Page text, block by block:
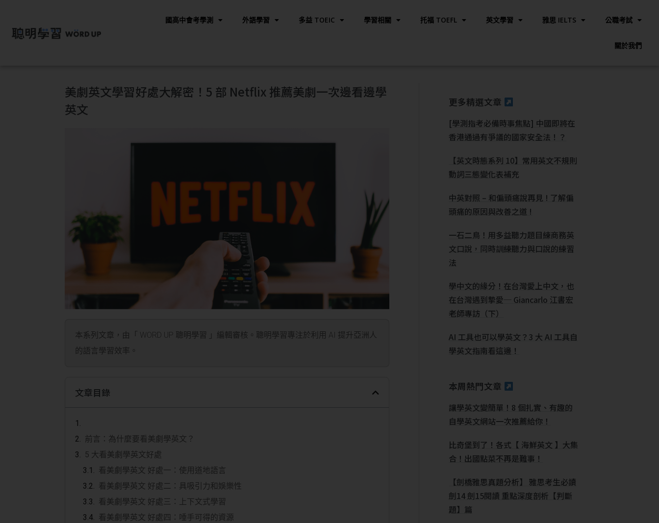
國高中會考學測 外語學習 多益 TOEIC 學習相關 托福 TOEFL 英文學習 雅思 IELTS 公職考試
關於我們
美劇英文學習好處大解密！5 部 Netflix 推薦美劇一次邊看邊學
英文
本系列文章，由「 WORD UP 聰明學習 」編輯審核。聰明學習專注於利用 AI 提升亞洲人
的語言學習效率。
文章目錄
前言：為什麼要看美劇學英文？
5 大看美劇學英文好處
看美劇學英文 好處一：使用道地語言
看美劇學英文 好處二：具吸引力和娛樂性
看美劇學英文 好處三：上下文式學習
看美劇學英文 好處四：唾手可得的資源
更多精選文章
[學測指考必備時事焦點] 中國即將在
香港通過有爭議的國家安全法！？
【英文時態系列 10】常用英文不規則
動詞三態變化表補充
中英對照 – 和偏頭痛說再見 ! 了解偏
頭痛的原因與改善之道 !
一石二鳥！用多益聽力題目練商務英
文口說，同時訓練聽力與口說的練習
法
學中文的緣分！在台灣愛上中文，也
在台灣遇到摯愛─ Giancarlo 江書宏
老師專訪（下）
AI 工具也可以學英文？3 大 AI 工具自
學英文指南看這邊！
本周熱門文章
讓學英文變簡單！8 個扎實、有趣的
自學英文網站一次推薦給你！
比奇堡到了！各式【 海鮮英文 】大集
合！出國點菜不再是難事！
【劍橋雅思真題分析】 雅思考生必讀
劍14 劍15閱讀 重點深度剖析【判斷
題】篇